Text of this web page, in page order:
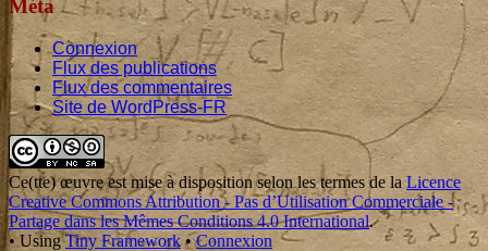
Méta
Connexion
Flux des publications
Flux des commentaires
Site de WordPress-FR
Footer
Content
Ce(tte)œuvreest mise à disposition selon les termes de laLicence
Creative Commons Attribution - Pas d’Utilisation Commerciale -
Partage dans les Mêmes Conditions 4.0 International.
•UsingTiny Framework • Connexion